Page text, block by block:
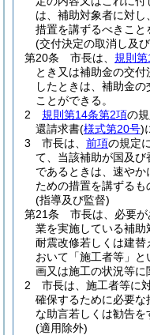
は、補助対象者に対
措置を講ずるべきこと
(交付決定の取消し及
第20条
市長は、 規則
とき又は補助金の交
したときは、補助金
ことができる。
2
規則第14条第2項の
還請求書(様式第20号)
3
市長は、 前項の規定
て、当該補助が国及
であるときは、速や
ための措置を講ずるも
(指導及び監督)
第21条
市長は、必要
業を実施している補助
耐震改修若しくは建
おいて「施工者等」と
画又は施工の状況等に
2
市長は、施工者等に
確保するために必要
な助言若しくは勧告を
(適用除外)